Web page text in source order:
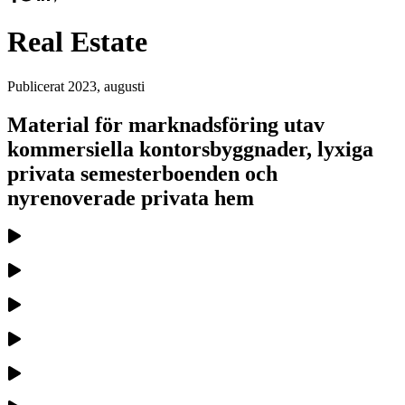
Real Estate
Publicerat 2023, augusti
Material för marknadsföring utav
kommersiella kontorsbyggnader, lyxiga
privata semesterboenden och
nyrenoverade privata hem